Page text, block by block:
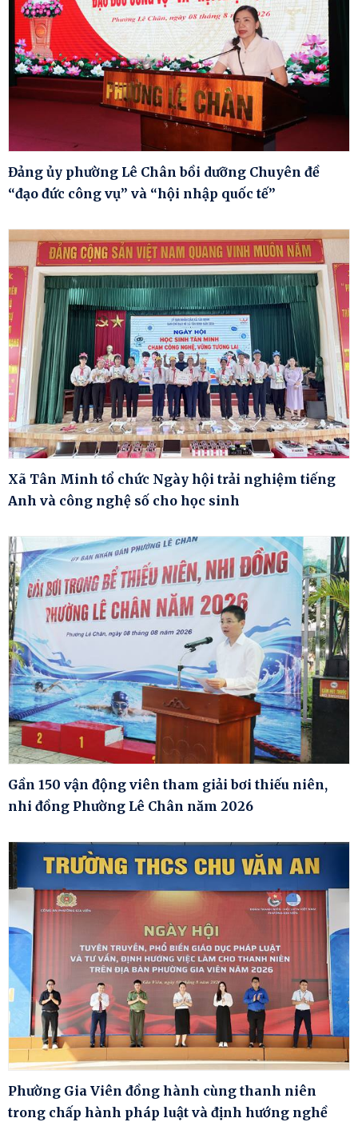
Đảng ủy phường Lê Chân bồi dưỡng Chuyên đề
“đạo đức công vụ” và “hội nhập quốc tế”
Xã Tân Minh tổ chức Ngày hội trải nghiệm tiếng
Anh và công nghệ số cho học sinh
Gần 150 vận động viên tham giải bơi thiếu niên,
nhi đồng Phường Lê Chân năm 2026
Phường Gia Viên đồng hành cùng thanh niên
trong chấp hành pháp luật và định hướng nghề